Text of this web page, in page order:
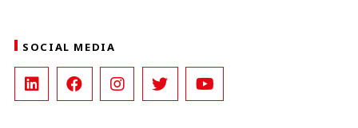
SOCIAL MEDIA